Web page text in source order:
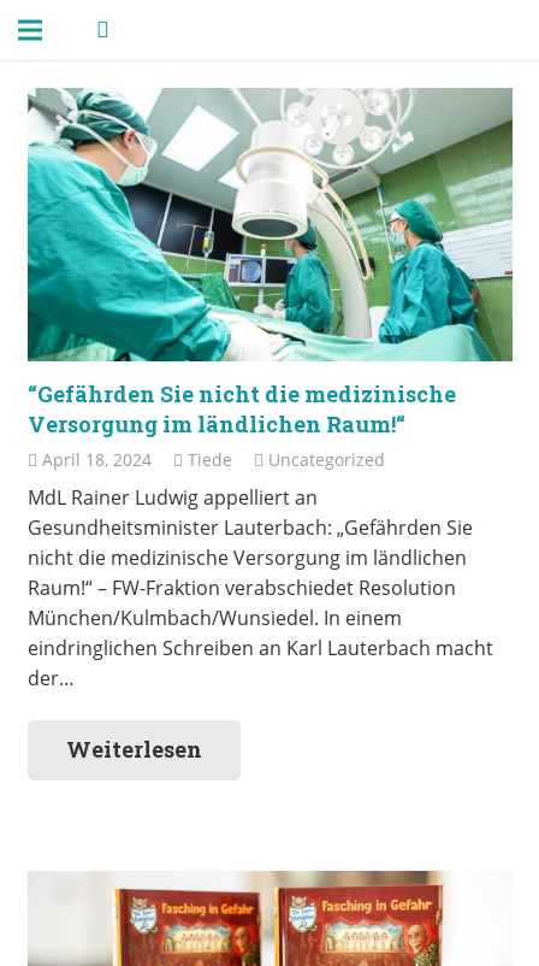
“Gefährden Sie nicht die medizinische
Versorgung im ländlichen Raum!“
April 18, 2024 Tiede Uncategorized
MdL Rainer Ludwig appelliert an
Gesundheitsminister Lauterbach: „Gefährden Sie
nicht die medizinische Versorgung im ländlichen
Raum!“ – FW-Fraktion verabschiedet Resolution
München/Kulmbach/Wunsiedel. In einem
eindringlichen Schreiben an Karl Lauterbach macht
der…
Weiterlesen